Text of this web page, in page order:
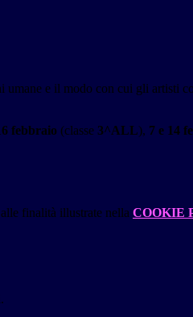
umane e il modo con cui gli artisti
febbraio (classe 3^ALL), 7 e 14
finalità illustrate nella COOKIE